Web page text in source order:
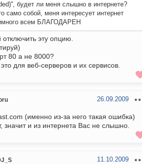
будет ли меня слышно в интернете?
само собой, меня интересует интернет
всем БЛАГОДАРЕН
эту опцию.
80 а не 8000?
для веб-серверов и их сервисов.
26.09.2009
(именно из-за него такая ошибка)
значит и из интернета Вас не слышно.
11.10.2009